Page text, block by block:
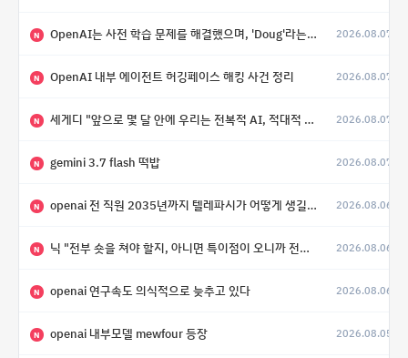
N OpenAI는 사전 학습 문제를 해결했으며, 'Doug'라는 코드명을 가진 훨씬 더 큰 모델을 활발히 개발 중 2026.08.07
N OpenAI 내부 에이전트 허깅페이스 해킹 사건 정리 2026.08.07
N 세게디 "앞으로 몇 달 안에 우리는 전복적 AI, 적대적 AI 둘 다 보게 될 것" 2026.08.07
N gemini 3.7 flash 떡밥 2026.08.07
N openai 전 직원 2035년까지 텔레파시가 어떻게 생길 수 있는지 2026.08.06
N 닉 "전부 숏을 쳐야 할지, 아니면 특이점이 오니까 전부 롱을 쳐야 할지 모르겠다.” 2026.08.06
N openai 연구속도 의식적으로 늦추고 있다 2026.08.06
N openai 내부모델 mewfour 등장 2026.08.05